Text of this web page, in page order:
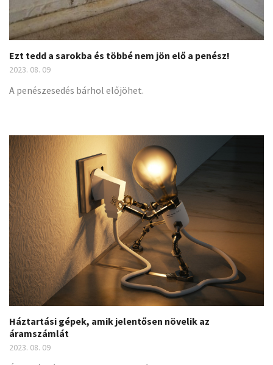
Ezt tedd a sarokba és többé nem jön elő a penész!
2023. 08. 09
A penészesedés bárhol előjöhet.
Háztartási gépek, amik jelentősen növelik az
áramszámlát
2023. 08. 09